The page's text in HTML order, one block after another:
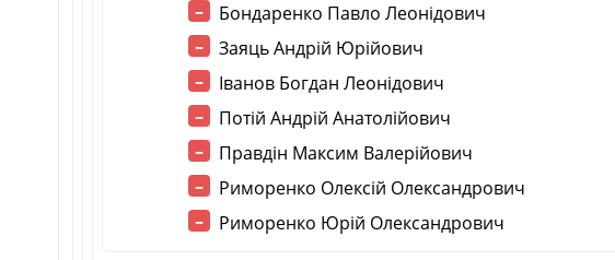
Бондаренко Павло Леонідович
Заяць Андрій Юрійович
Іванов Богдан Леонідович
Потій Андрій Анатолійович
Правдін Максим Валерійович
Риморенко Олексій Олександрович
Риморенко Юрій Олександрович